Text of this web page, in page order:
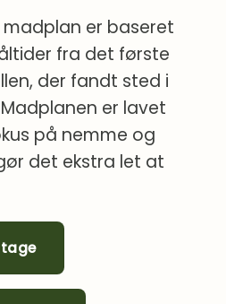
er baseret
fra det første
der fandt sted i
er lavet
på nemme og
det ekstra let at